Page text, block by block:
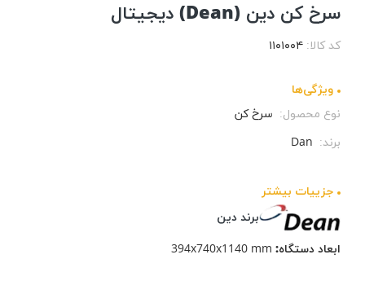
سرخ کن دین (Dean) دیجیتال
برند دین
ابعاد دستگاه:
کد کالا: ۱۱۰۱۰۰۴
ویژگی‌ها
نوع محصول: سرخ کن
برند: Dan
جزيیات بیشتر